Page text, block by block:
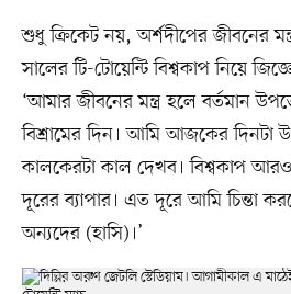
শুধু ক্রিকেট নয়, অর্শদীপের জীবনের
সালের টি-টোয়েন্টি বিশ্বকাপ নিয়ে
‘আমার জীবনের মন্ত্র হলে বর্তমান
বিশ্রামের দিন। আমি আজকের দিনটা
কালকেরটা কাল দেখব। বিশ্বকাপ
দূরের ব্যাপার। এত দূরে আমি চিন্তা
অন্যদের (হাসি)।’